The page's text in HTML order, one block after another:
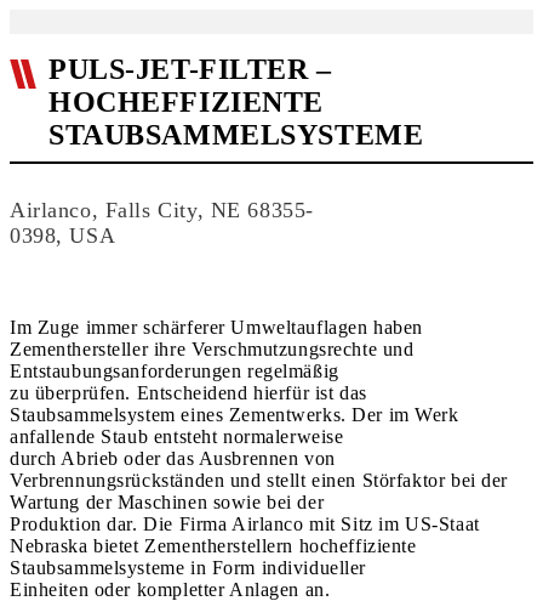
PULS-JET-FILTER –
HOCHEFFIZIENTE
STAUBSAMMELSYSTEME
Airlanco, Falls City, NE 68355-
0398, USA
Im Zuge immer schärferer Umweltauflagen haben
Zementhersteller ihre Verschmutzungsrechte und
Entstaubungsanforderungen regelmäßig
zu überprüfen. Entscheidend hierfür ist das
Staubsammelsystem eines Zementwerks. Der im Werk
anfallende Staub entsteht normalerweise
durch Abrieb oder das Ausbrennen von
Verbrennungsrückständen und stellt einen Störfaktor bei der
Wartung der Maschinen sowie bei der
Produktion dar. Die Firma Airlanco mit Sitz im US-Staat
Nebraska bietet Zementherstellern hocheffiziente
Staubsammelsysteme in Form individueller
Einheiten oder kompletter Anlagen an.